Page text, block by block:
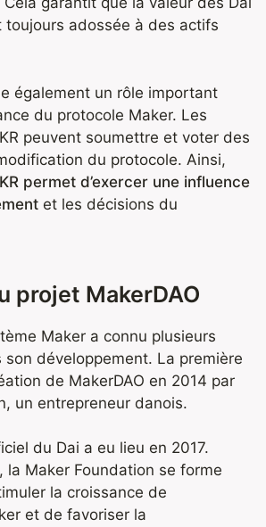
toujours adossée à des actifs
également un rôle important
du protocole Maker. Les
peuvent soumettre et voter des
du protocole. Ainsi,
permet d’exercer une influence
et les décisions du
projet MakerDAO
Maker a connu plusieurs
son développement. La première
de MakerDAO en 2014 par
un entrepreneur danois.
du Dai a eu lieu en 2017.
la Maker Foundation se forme
la croissance de
et de favoriser la